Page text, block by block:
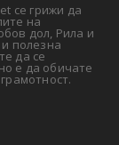
се грижи да
на
дол, Рила и
полезна
да се
е да обичате